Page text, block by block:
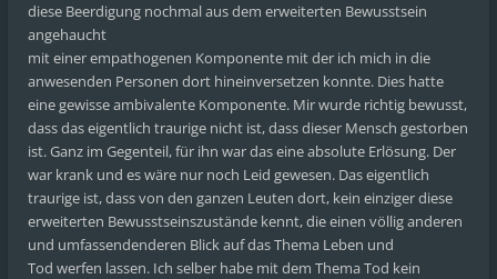
diese Beerdigung nochmal aus dem erweiterten Bewusstsein
angehaucht
mit einer empathogenen Komponente mit der ich mich in die
anwesenden Personen dort hineinversetzen konnte. Dies hatte
eine gewisse ambivalente Komponente. Mir wurde richtig bewusst,
dass das eigentlich traurige nicht ist, dass dieser Mensch gestorben
ist. Ganz im Gegenteil, für ihn war das eine absolute Erlösung. Der
war krank und es wäre nur noch Leid gewesen. Das eigentlich
traurige ist, dass von den ganzen Leuten dort, kein einziger diese
erweiterten Bewusstseinszustände kennt, die einen völlig anderen
und umfassendenderen Blick auf das Thema Leben und
Tod werfen lassen. Ich selber habe mit dem Thema Tod kein